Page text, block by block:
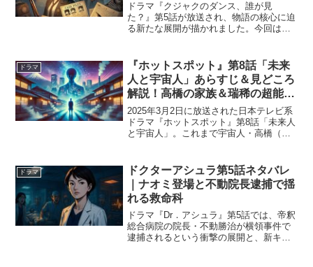
ドラマ『クジャクのダンス、誰が見
た？』第5話が放送され、物語の核心に迫
る新たな展開が描かれました。今回は、
手紙に名前が記されていた人物のもとを
訪れることになります。元弁護...
ドラマ
『ホットスポット』第8話「未来
人と宇宙人」あらすじ＆見どころ
解説！高橋の家族＆瑞稀の超能力
も明らかに
2025年3月2日に放送された日本テレビ系
ドラマ『ホットスポット』第8話「未来人
と宇宙人」。これまで宇宙人・高橋（角
物語が一気に加速しました。特に衝撃だ
ったのは、**...
ドラマ
ドクターアシュラ第5話ネタバレ
｜ナオミ登場と不動院長逮捕で揺
れる救命科
ドラマ『Dr．アシュラ』第5話では、帝釈
総合病院の院長・不動勝治が横領事件で
逮捕されるという衝撃の展開と、新キャ